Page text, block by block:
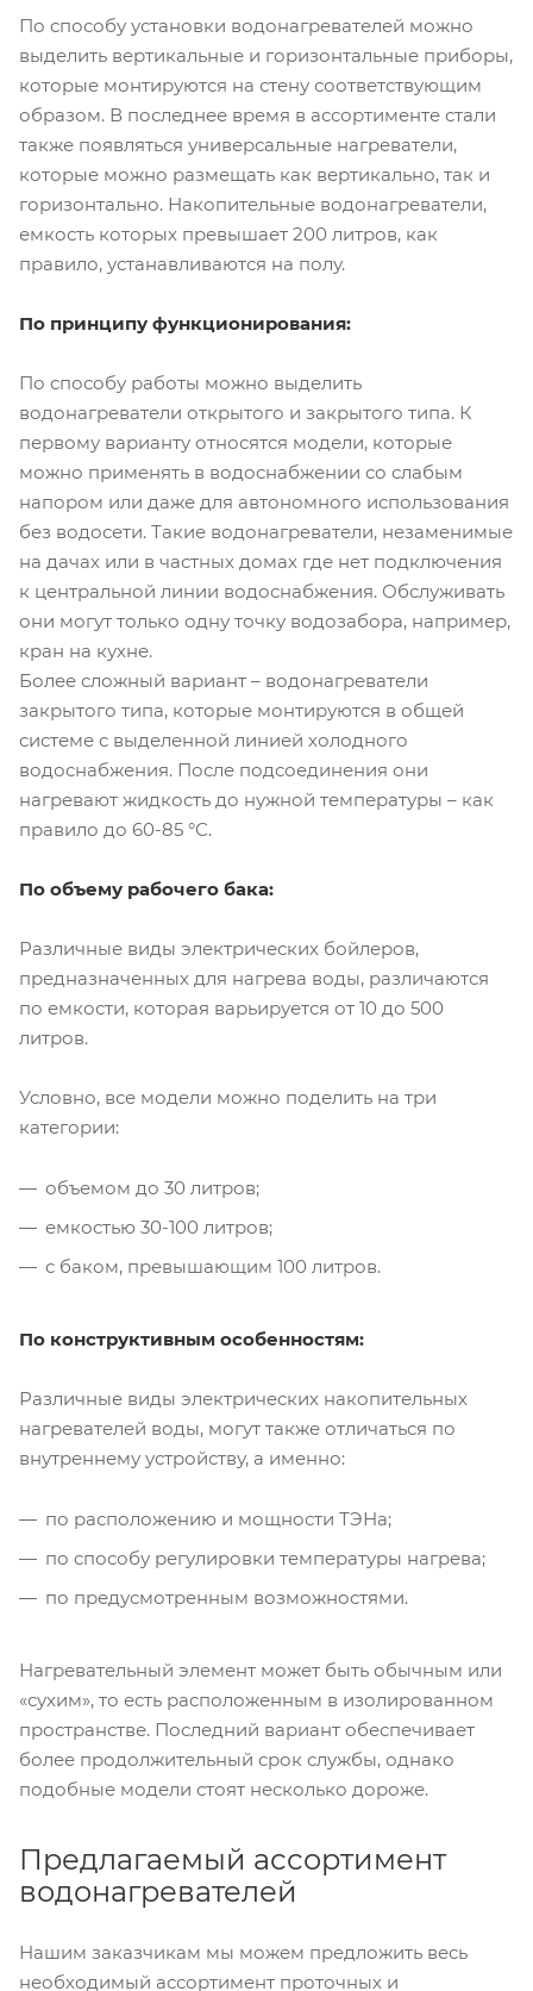
По способу установки водонагревателей можно
выделить вертикальные и горизонтальные приборы,
которые монтируются на стену соответствующим
образом. В последнее время в ассортименте стали
также появляться универсальные нагреватели,
которые можно размещать как вертикально, так и
горизонтально. Накопительные водонагреватели,
емкость которых превышает 200 литров, как
правило, устанавливаются на полу.
По принципу функционирования:
По способу работы можно выделить
водонагреватели открытого и закрытого типа. К
первому варианту относятся модели, которые
можно применять в водоснабжении со слабым
напором или даже для автономного использования
без водосети. Такие водонагреватели, незаменимые
на дачах или в частных домах где нет подключения
к центральной линии водоснабжения. Обслуживать
они могут только одну точку водозабора, например,
кран на кухне.
Более сложный вариант – водонагреватели
закрытого типа, которые монтируются в общей
системе с выделенной линией холодного
водоснабжения. После подсоединения они
нагревают жидкость до нужной температуры – как
правило до 60-85 °С.
По объему рабочего бака:
Различные виды электрических бойлеров,
предназначенных для нагрева воды, различаются
по емкости, которая варьируется от 10 до 500
литров.
Условно, все модели можно поделить на три
категории:
объемом до 30 литров;
емкостью 30-100 литров;
с баком, превышающим 100 литров.
По конструктивным особенностям:
Различные виды электрических накопительных
нагревателей воды, могут также отличаться по
внутреннему устройству, а именно:
по расположению и мощности ТЭНа;
по способу регулировки температуры нагрева;
по предусмотренным возможностями.
Нагревательный элемент может быть обычным или
«сухим», то есть расположенным в изолированном
пространстве. Последний вариант обеспечивает
более продолжительный срок службы, однако
подобные модели стоят несколько дороже.
Предлагаемый ассортимент
водонагревателей
Нашим заказчикам мы можем предложить весь
необходимый ассортимент проточных и